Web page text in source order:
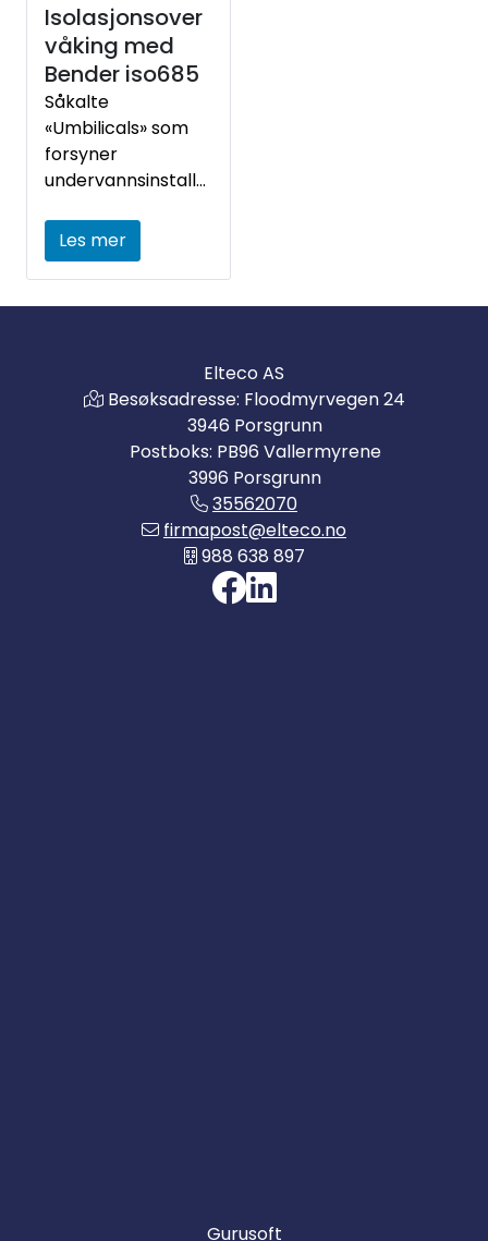
Isolasjonsover
våking med
Bender iso685
Såkalte
«Umbilicals» som
forsyner
undervannsinstalla
svært høy
isolasjonsmotstand
mot jord. Med
isoHR685 er det
Isolasjonsmotstand
opp til 10 GOhm.
Les mer
Elteco AS
Besøksadresse: Floodmyrvegen 24
3946 Porsgrunn
Postboks: PB96 Vallermyrene
3996 Porsgrunn
35562070
firmapost@elteco.no
988 638 897
Gurusoft